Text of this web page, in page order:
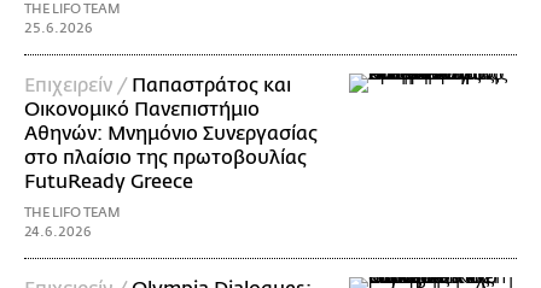
THE LIFO TEAM
25.6.2026
Επιχειρείν / Παπαστράτος και
Οικονομικό Πανεπιστήμιο
Αθηνών: Μνημόνιο Συνεργασίας
στο πλαίσιο της πρωτοβουλίας
FutuReady Greece
THE LIFO TEAM
24.6.2026